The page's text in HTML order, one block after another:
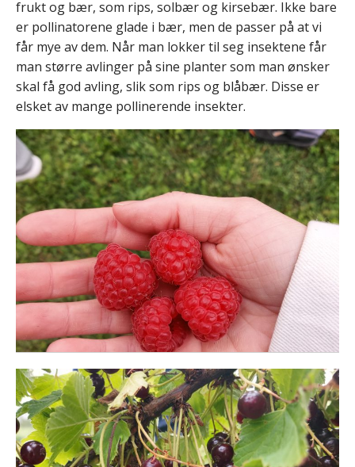
frukt og bær, som rips, solbær og kirsebær. Ikke bare
er pollinatorene glade i bær, men de passer på at vi
får mye av dem. Når man lokker til seg insektene får
man større avlinger på sine planter som man ønsker
skal få god avling, slik som rips og blåbær. Disse er
elsket av mange pollinerende insekter.